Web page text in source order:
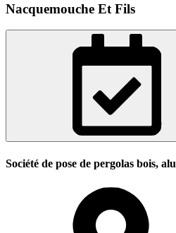
Nacquemouche Et Fils
Société de pose de pergolas bois,